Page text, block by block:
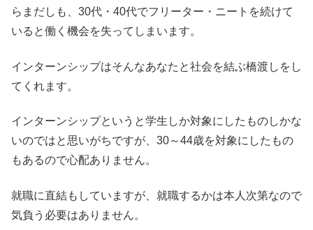
らまだしも、30代・40代でフリーター・ニートを続けて
いると働く機会を失ってしまいます。
インターンシップはそんなあなたと社会を結ぶ橋渡しをし
てくれます。
インターンシップというと学生しか対象にしたものしかな
いのではと思いがちですが、30～44歳を対象にしたもの
もあるので心配ありません。
就職に直結もしていますが、就職するかは本人次第なので
気負う必要はありません。